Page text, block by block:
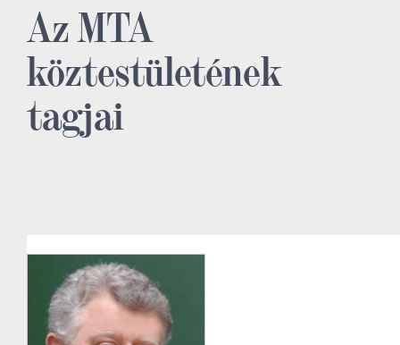
Az MTA
köztestületének
tagjai